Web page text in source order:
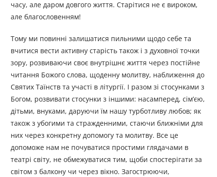
часу, але даром довгого життя. Старітися не є вироком,
але благословенням!
Тому ми повинні залишатися пильними щодо себе та
вчитися вести активну старість також і з духовної точки
зору, розвиваючи своє внутрішнє життя через постійне
читання Божого слова, щоденну молитву, наближення до
Святих Таїнств та участі в літургії. І разом зі стосунками з
Богом, розвивати стосунки з іншими: насамперед, сім’єю,
дітьми, внуками, даруючи їм нашу турботливу любов; як
також з убогими та стражденними, стаючи ближніми для
них через конкретну допомогу та молитву. Все це
допоможе нам не почуватися простими глядачами в
театрі світу, не обмежуватися тим, щоби спостерігати за
світом з балкону чи через вікно. Загострюючи,